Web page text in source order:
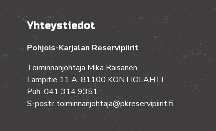
Yhteystiedot
Pohjois-Karjalan Reservipiirit
Toiminnanjohtaja Mika Räisänen
Lampitie 11 A, 81100 KONTIOLAHTI
Puh. 041 314 9351
S-posti: toiminnanjohtaja@pkreservipiirit.fi